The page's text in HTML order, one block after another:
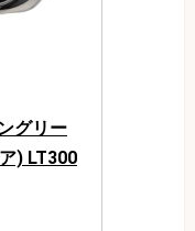
グリー
) LT300